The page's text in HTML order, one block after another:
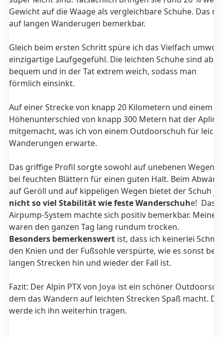
Gewicht auf die Waage als vergleichbare Schuhe. Das
auf langen Wanderugen bemerkbar.
Gleich beim ersten Schritt spüre ich das Vielfach
einzigartige Laufgegefühl. Die leichten Schuhe sind
bequem und in der Tat extrem weich, sodass man
förmlich einsinkt.
Auf einer Strecke von knapp 20 Kilometern und einem
Höhenunterschied von knapp 300 Metern hat der Aplina
mitgemacht, was ich von einem Outdoorschuh für
Wanderungen erwarte.
Das griffige Profil sorgte sowohl auf unebenen Wegen
bei feuchten Blättern für einen guten Halt. Beim
auf Geröll und auf kippeligen Wegen bietet der Schuh
nicht so viel Stabilität wie feste Wanderschuhe! Das
Airpump-System machte sich positiv bemerkbar. Meine
waren den ganzen Tag lang rundum trocken.
Besonders bemerkenswert ist, dass ich keinerlei
den Knien und der Fußsohle verspürte, wie es sonst bei
langen Strecken hin und wieder der Fall ist.
Fazit: Der Alpin PTX von Joya ist ein schöner
dem das Wandern auf leichten Strecken Spaß macht.
werde ich ihn weiterhin tragen.